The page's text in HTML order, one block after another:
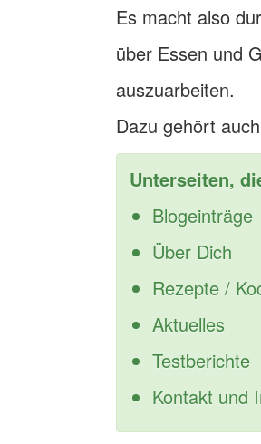
Es macht also
über Essen und
auszuarbeiten.
Dazu gehört
Unterseiten,
Blogeinträge
Über Dich
Rezepte /
Aktuelles
Testberichte
Kontakt und